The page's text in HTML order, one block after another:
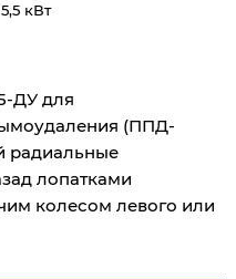
кВт
ДУ для
(ППД-
радиальные
лопатками
колесом левого или